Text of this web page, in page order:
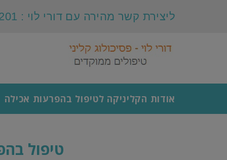
ליצירת קשר מהירה עם דורי לוי : 054-4990201
אודות הקליניקה לטיפול בהפרעות אכילה
טיפול